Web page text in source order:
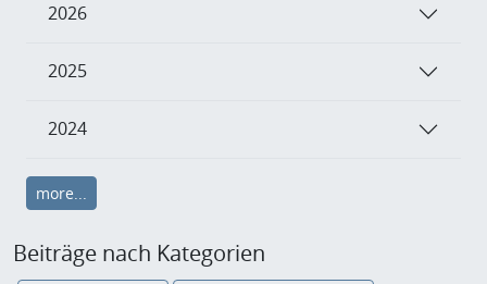
2026
2025
2024
more...
Beiträge nach Kategorien